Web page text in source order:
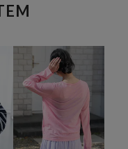
の照射や角度により実物
のサイズ感と実物は若干
ださい。
る品質表示とアテンショ